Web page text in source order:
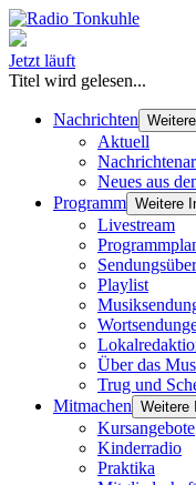
Jetzt läuft
Titel wird gelesen...
Nachrichten
Aktuell
Neues aus
Programm Weitere
Livestream
Playlist
Über das
Trug und
Mitmachen Weitere
Kursangebote
Kinderradio
Praktika